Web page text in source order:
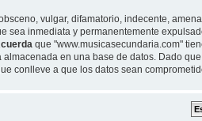
vulgar, difamatorio, indecente,
sea inmediata y permanentemente
que "www.musicasecundaria.com"
en una base de datos. Dado
conlleve a que los datos sean